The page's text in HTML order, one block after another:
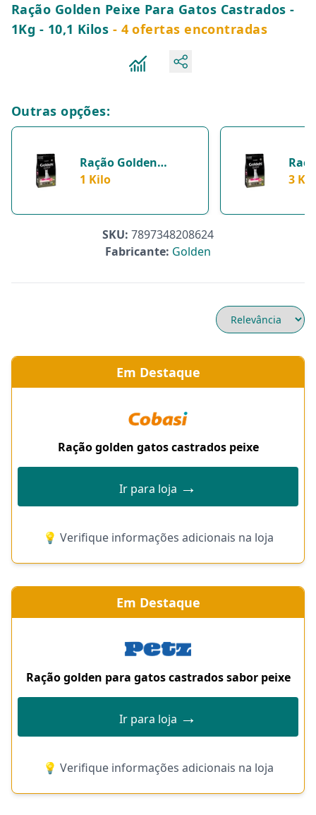
Ração Golden Peixe Para Gatos Castrados -
1Kg - 10,1 Kilos - 4 ofertas encontradas
Outras opções:
Ração Golden
Premier Para Gatos
Sabor Peixe - 1Kg - 1
1 Kilo
Kilos
3
SKU: 7897348208624
Fabricante: Golden
Em Destaque
Ração golden gatos castrados peixe
Ir para loja →
💡 Verifique informações adicionais na loja
Em Destaque
Ração golden para gatos castrados sabor peixe
Ir para loja →
💡 Verifique informações adicionais na loja